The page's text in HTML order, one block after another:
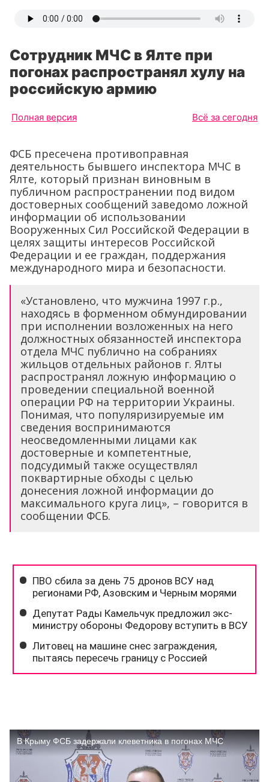
Сотрудник МЧС в Ялте при
погонах распространял хулу на
российскую армию
Полная версия Всё за сегодня
ФСБ пресечена противоправная
деятельность бывшего инспектора МЧС в
Ялте, который признан виновным в
публичном распространении под видом
достоверных сообщений заведомо ложной
информации об использовании
Вооруженных Сил Российской Федерации в
целях защиты интересов Российской
Федерации и ее граждан, поддержания
международного мира и безопасности.
«Установлено, что мужчина 1997 г.р.,
находясь в форменном обмундировании
при исполнении возложенных на него
должностных обязанностей инспектора
отдела МЧС публично на собраниях
жильцов отдельных районов г. Ялты
распространял ложную информацию о
проведении специальной военной
операции РФ на территории Украины.
Понимая, что популяризируемые им
сведения воспринимаются
неосведомленными лицами как
достоверные и компетентные,
подсудимый также осуществлял
поквартирные обходы с целью
донесения ложной информации до
максимального круга лиц», – говорится в
сообщении ФСБ.